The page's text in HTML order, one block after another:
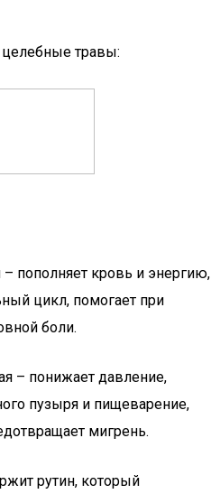
травы:
пополняет кровь и энергию,
цикл, помогает при
боли.
– понижает давление,
пузыря и пищеварение,
мигрень.
рутин, который